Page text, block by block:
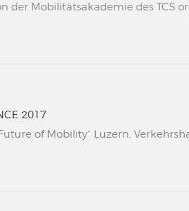
der Mobilitätsakademie des TCS
2017
of Mobility“ Luzern,